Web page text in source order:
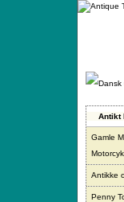
Gå
Antikt
Gamle
Antikke
Penny